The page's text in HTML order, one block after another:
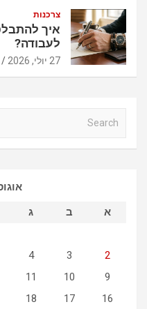
צרכנות
איך
לעבודה?
27 יולי, 2026
אוגוסט
א
ב ג
2
3
4
9
10
11
16
17
18